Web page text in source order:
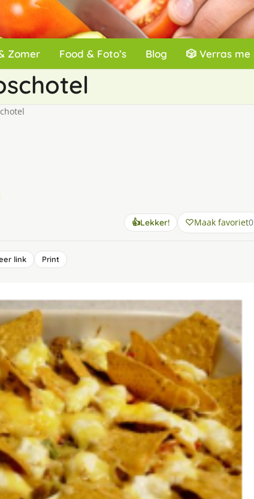
Zomer Food & Foto’s Blog 🎲 Verras me
👍Lekker! Maak favoriet0
link Print